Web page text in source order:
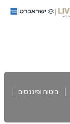
ביטוח ופיננסים